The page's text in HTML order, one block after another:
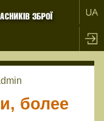
более